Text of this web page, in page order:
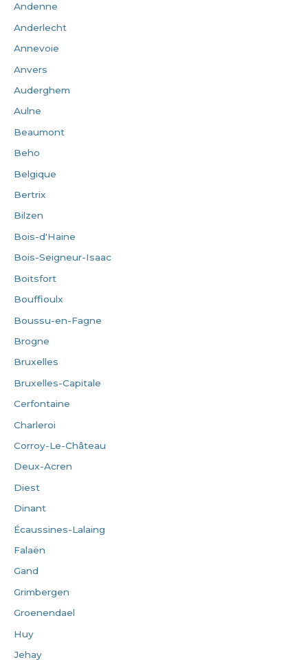
Andenne
Anderlecht
Annevoie
Anvers
Auderghem
Aulne
Beaumont
Beho
Belgique
Bertrix
Bilzen
Bois-d'Haine
Bois-Seigneur-Isaac
Boitsfort
Bouffioulx
Boussu-en-Fagne
Brogne
Bruxelles
Bruxelles-Capitale
Cerfontaine
Charleroi
Corroy-Le-Château
Deux-Acren
Diest
Dinant
Écaussines-Lalaing
Falaën
Gand
Grimbergen
Groenendael
Huy
Jehay